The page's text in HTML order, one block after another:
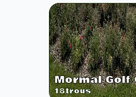
Mormal Golf
18trous